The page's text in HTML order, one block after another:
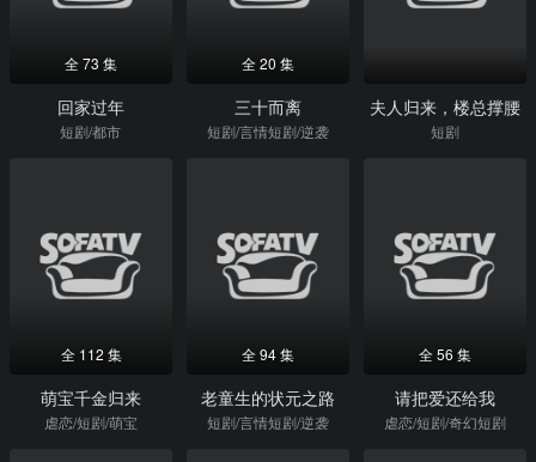
全 73 集
回家过年
短剧/都市
全 20 集
三十而离
短剧/言情短剧/逆袭
夫人归来，楼总撑腰
短剧
全 112 集
萌宝千金归来
虐恋/短剧/萌宝
全 94 集
老童生的状元之路
短剧/言情短剧/逆袭
全 56 集
请把爱还给我
虐恋/短剧/奇幻短剧